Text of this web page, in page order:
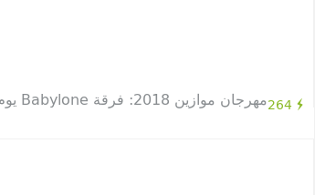
مهرجان موازين 2018: فرقة Babylone يوم الأحد 24 يونيو بالمسرح الوطني محمد الخامس